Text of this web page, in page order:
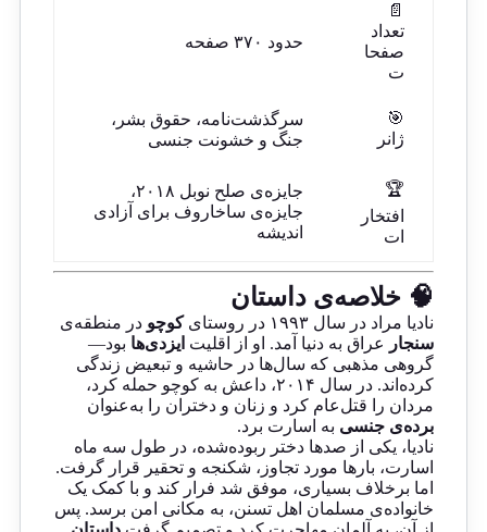
📄
تعداد
صفحا
ت
حدود ۳۷۰ صفحه
🎯
ژانر
سرگذشت‌نامه، حقوق بشر،
جنگ و خشونت جنسی
🏆
افتخار
ات
جایزه‌ی صلح نوبل ۲۰۱۸،
جایزه‌ی ساخاروف برای آزادی
اندیشه
🧠 خلاصه‌ی داستان
نادیا مراد در سال ۱۹۹۳ در روستای کوچو در منطقه‌ی
سنجار
عراق به دنیا آمد. او از اقلیت ایزدی‌ها بود—
گروهی مذهبی که سال‌ها در حاشیه و تبعیض زندگی
کرده‌اند. در سال ۲۰۱۴، داعش به کوچو حمله کرد،
مردان را قتل‌عام کرد و زنان و دختران را به‌عنوان
برده‌ی جنسی به اسارت برد.
نادیا، یکی از صدها دختر ربوده‌شده، در طول سه ماه
اسارت، بارها مورد تجاوز، شکنجه و تحقیر قرار گرفت.
اما برخلاف بسیاری، موفق شد فرار کند و با کمک یک
خانواده‌ی مسلمان اهل تسنن، به مکانی امن برسد. پس